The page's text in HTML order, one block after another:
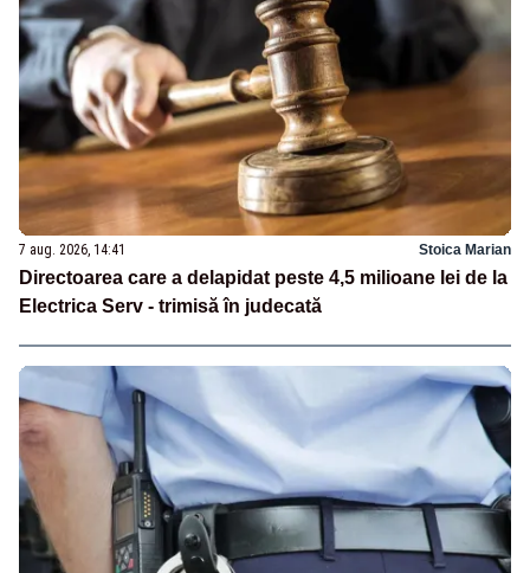
7 aug. 2026, 14:41 Stoica Marian
Directoarea care a delapidat peste 4,5 milioane lei de la
Electrica Serv - trimisă în judecată